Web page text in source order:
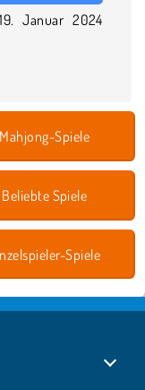
Januar 2024
Mahjong-Spiele
Beliebte Spiele
Spiele